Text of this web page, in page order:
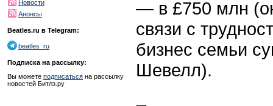
Новости
Анонсы
Beatles.ru в Telegram:
beatles_ru
Подписка на рассылку:
Вы можете подписаться на рассылку
новостей Битлз.ру
— в £750 млн
связи с
бизнес семьи
Шевелл).